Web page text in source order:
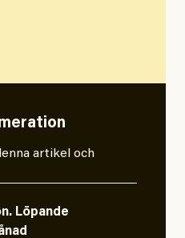
artikel och
Löpande